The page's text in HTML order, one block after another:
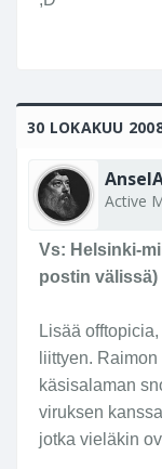
muutama
meikäläisen
30 LOKAKUU
Active
Vs: Helsinki-
postin välissä)
Lisää
liittyen.
käsisalaman
viruksen
jotka vieläkin